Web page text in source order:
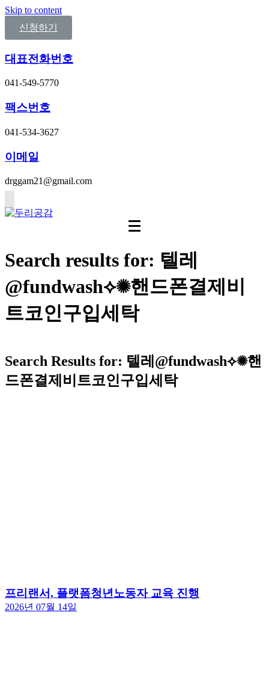
Skip to content
신청하기
대표전화번호
041-549-5770
팩스번호
041-534-3627
이메일
drggam21@gmail.com
Search results for: 텔레
@fundwash⟡✺핸드폰결제비
트코인구입세탁
Search Results for: 텔레@fundwash⟡✺핸
드폰결제비트코인구입세탁
프리랜서, 플랫폼청년노동자 교육 진행
2026년 07월 14일